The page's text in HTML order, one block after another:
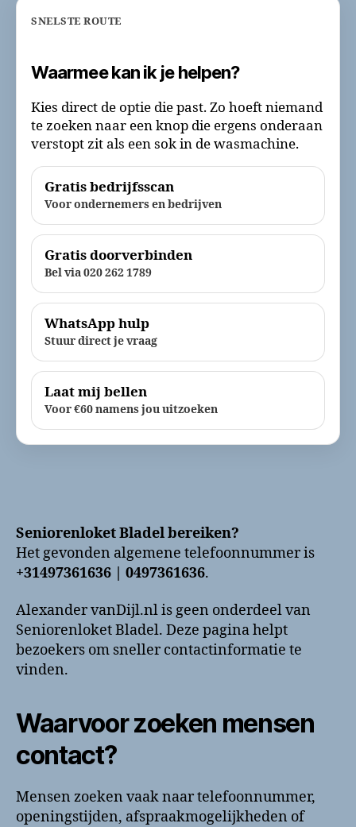
SNELSTE ROUTE
Waarmee kan ik je helpen?
Kies direct de optie die past. Zo hoeft niemand
te zoeken naar een knop die ergens onderaan
verstopt zit als een sok in de wasmachine.
Gratis bedrijfsscan
Voor ondernemers en bedrijven
Gratis doorverbinden
Bel via 020 262 1789
WhatsApp hulp
Stuur direct je vraag
Laat mij bellen
Voor €60 namens jou uitzoeken
Seniorenloket Bladel bereiken?
Het gevonden algemene telefoonnummer is
+31497361636 | 0497361636.
Alexander vanDijl.nl is geen onderdeel van
Seniorenloket Bladel. Deze pagina helpt
bezoekers om sneller contactinformatie te
vinden.
Waarvoor zoeken mensen
contact?
Mensen zoeken vaak naar telefoonnummer,
openingstijden, afspraakmogelijkheden of